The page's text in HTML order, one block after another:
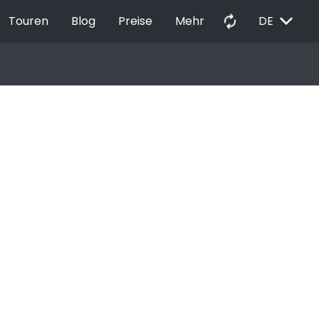
Touren Blog Preise Mehr autorenew DE EXPAND_MORE